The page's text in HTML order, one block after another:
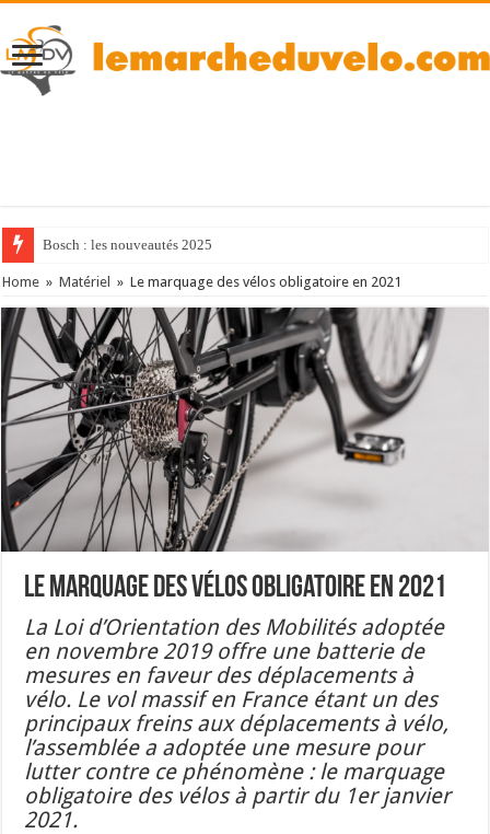
Bosch : les nouveautés 2025
Home » Matériel » Le marquage des vélos obligatoire en 2021
Le marquage des vélos obligatoire en 2021
La Loi d’Orientation des Mobilités adoptée
en novembre 2019 offre une batterie de
mesures en faveur des déplacements à
vélo. Le vol massif en France étant un des
principaux freins aux déplacements à vélo,
l’assemblée a adoptée une mesure pour
lutter contre ce phénomène : le marquage
obligatoire des vélos à partir du 1er janvier
2021.